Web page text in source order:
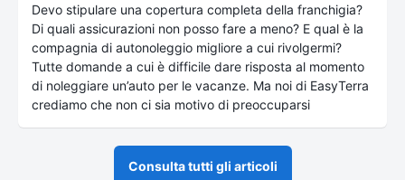
Devo stipulare una copertura completa della franchigia?
Di quali assicurazioni non posso fare a meno? E qual è la
compagnia di autonoleggio migliore a cui rivolgermi?
Tutte domande a cui è difficile dare risposta al momento
di noleggiare un’auto per le vacanze. Ma noi di EasyTerra
crediamo che non ci sia motivo di preoccuparsi
Consulta tutti gli articoli